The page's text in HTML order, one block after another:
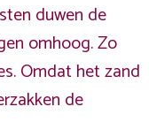
duwen de
omhoog. Zo
Omdat het zand
de